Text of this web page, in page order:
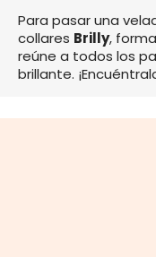
Para pasar una
collares Brilly,
reúne a todos los
brillante.